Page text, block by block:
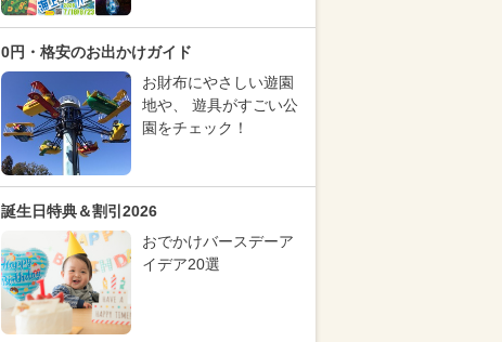
0円・格安のお出かけガイド
お財布にやさしい遊園
地や、 遊具がすごい公
園をチェック！
誕生日特典＆割引2026
おでかけバースデーア
イデア20選